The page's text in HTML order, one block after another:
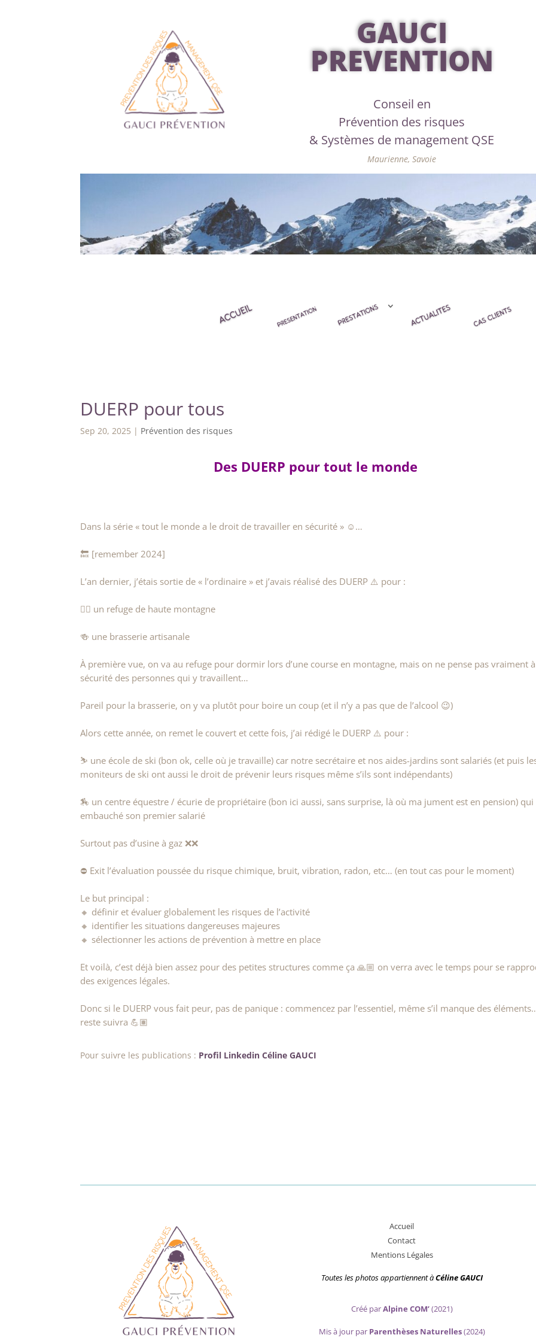
GAUCI
PREVENTION
Conseil en
Prévention des risques
& Systèmes de management QSE
Maurienne, Savoie
DUERP pour tous
Sep 20, 2025 | Prévention des risques
Des DUERP pour tout le monde
Dans la série « tout le monde a le droit de travailler en sécurité » ☺…
🔙 [remember 2024]
L’an dernier, j’étais sortie de « l’ordinaire » et j’avais réalisé des DUERP ⚠️ pour :
🧗‍♀️ un refuge de haute montagne
🍻 une brasserie artisanale
À première vue, on va au refuge pour dormir lors d’une course en montagne, mais on ne pense pas vraiment
sécurité des personnes qui y travaillent…
Pareil pour la brasserie, on y va plutôt pour boire un coup (et il n’y a pas que de l’alcool 😉)
Alors cette année, on remet le couvert et cette fois, j’ai rédigé le DUERP ⚠️ pour :
⛷ une école de ski (bon ok, celle où je travaille) car notre secrétaire et nos aides-jardins sont salariés (et puis
moniteurs de ski ont aussi le droit de prévenir leurs risques même s’ils sont indépendants)
🏇 un centre équestre / écurie de propriétaire (bon ici aussi, sans surprise, là où ma jument est en pension) qui
embauché son premier salarié
Surtout pas d’usine à gaz ❌❌
⛔ Exit l’évaluation poussée du risque chimique, bruit, vibration, radon, etc… (en tout cas pour le moment)
Le but principal :
🔸️ définir et évaluer globalement les risques de l’activité
🔸️ identifier les situations dangereuses majeures
🔸️ sélectionner les actions de prévention à mettre en place
Et voilà, c’est déjà bien assez pour des petites structures comme ça 🙏🏼 on verra avec le temps pour se
des exigences légales.
Donc si le DUERP vous fait peur, pas de panique : commencez par l’essentiel, même s’il manque des
reste suivra 💪🏽
Pour suivre les publications : Profil Linkedin Céline GAUCI
Accueil
Contact
Mentions Légales
Toutes les photos appartiennentàCéline GAUCI
Créé parAlpine COM’(2021)
Misà jour par Parenthèses Naturelles(2024)